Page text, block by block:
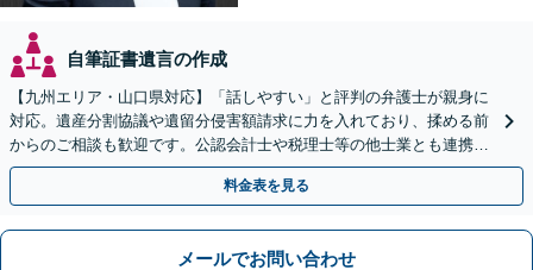
自筆証書遺言の作成
【九州エリア・山口県対応】「話しやすい」と評判の弁護士が親身に
対応。遺産分割協議や遺留分侵害額請求に力を入れており、揉める前
からのご相談も歓迎です。公認会計士や税理士等の他士業とも連携
し、円満な解決を全力でサポートいたします。
料金表を見る
メールでお問い合わせ